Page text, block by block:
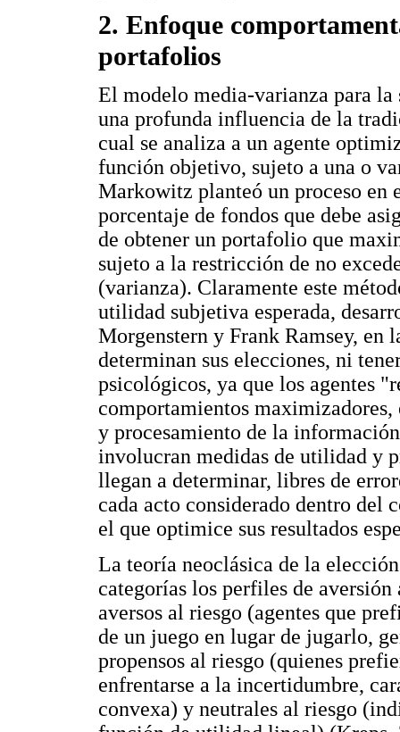
2. Enfoque
portafolios
El modelo media-varianza para
una profunda influencia de la
cual se analiza a un agente
función objetivo, sujeto a una o
Markowitz planteó un proceso en
porcentaje de fondos que debe
de obtener un portafolio que
sujeto a la restricción de no
(varianza). Claramente este
utilidad subjetiva esperada,
Morgenstern y Frank Ramsey, en
determinan sus elecciones, ni
psicológicos, ya que los agentes
comportamientos
y procesamiento de la
involucran medidas de utilidad y
llegan a determinar, libres de
cada acto considerado dentro del
el que optimice sus resultados
La teoría neoclásica de la
categorías los perfiles de
aversos al riesgo (agentes que
de un juego en lugar de jugarlo,
propensos al riesgo (quienes
enfrentarse a la incertidumbre,
convexa) y neutrales al riesgo